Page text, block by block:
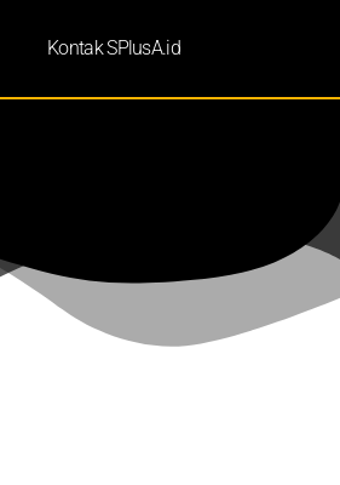
Kontak SPlusA.id